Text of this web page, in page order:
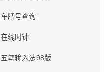
车牌号查询
在线时钟
五笔输入法98版